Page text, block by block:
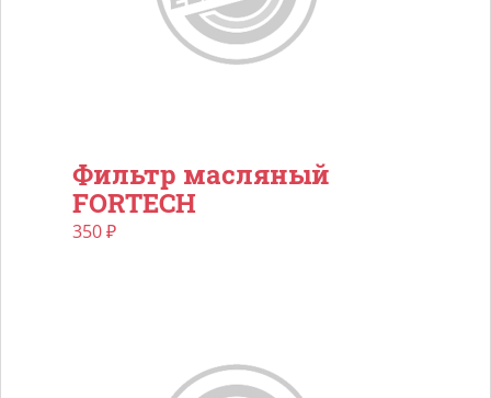
Фильтр масляный
FORTECH
350₽